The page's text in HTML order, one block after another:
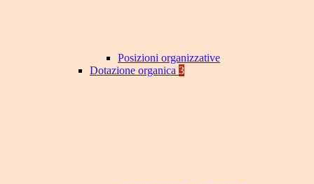
Posizioni organizzative
Dotazione organica 3